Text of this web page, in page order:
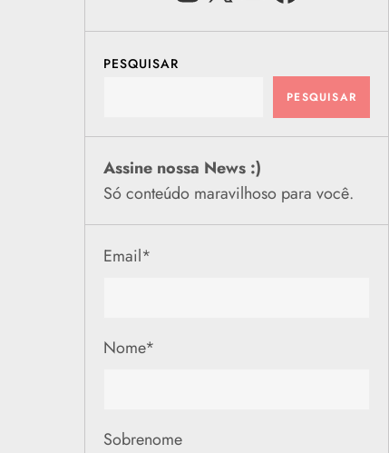
PESQUISAR
PESQUISAR
Assine nossa News :)
Só conteúdo maravilhoso para você.
Email*
Nome*
Sobrenome